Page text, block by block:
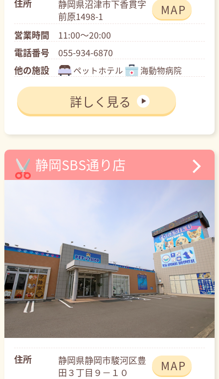
住所
静岡県沼津市下香貫字
前原1498-1
MAP
営業時間
11:00～20:00
電話番号
055-934-6870
他の施設
ペットホテル 海動物病院
詳しく見る
静岡SBS通り店
住所
静岡県静岡市駿河区豊
田３丁目９－１０
MAP